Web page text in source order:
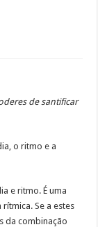
de santificar
o ritmo e a
e ritmo. É uma
Se a estes
da combinação